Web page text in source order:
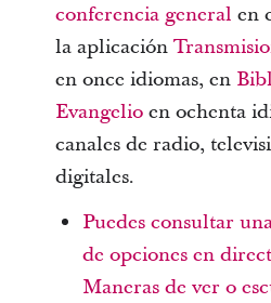
conferencia general en
la aplicación
en once idiomas, en
Evangelioen ochenta
canales de radio,
digitales.
Puedes consultar
de opciones en
Maneras de ver o